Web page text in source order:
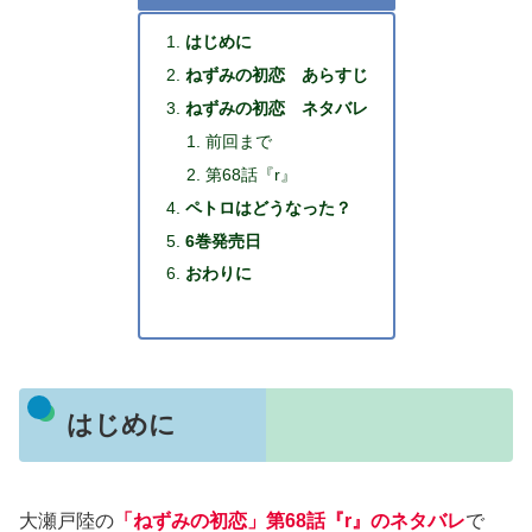
はじめに
ねずみの初恋 あらすじ
ねずみの初恋 ネタバレ
前回まで
第68話『r』
ペトロはどうなった？
6巻発売日
おわりに
はじめに
大瀬戸陸の 「ねずみの初恋」第68話『r』のネタバレで